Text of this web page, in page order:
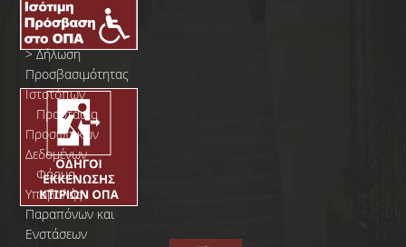
>Δήλωση
Προσβασιμότητας
Ιστοτόπων
Προστασία
Προσωπικών
Δεδομένων
Φόρμα
Yποβολής
Παραπόνων και
Ενστάσεων